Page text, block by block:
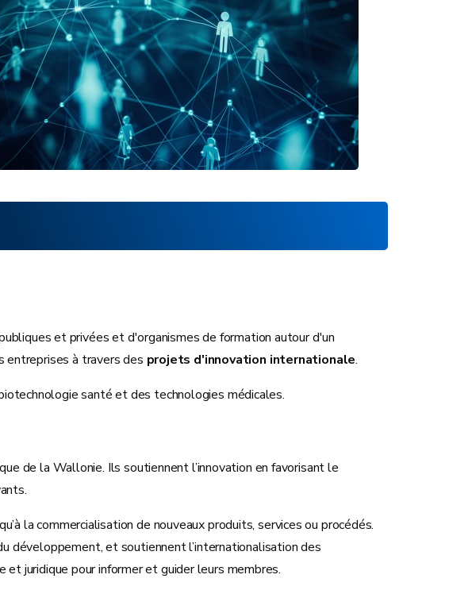
et privées et d'organismes de formation autour d'un
entreprises à travers des projets d'innovation internationale.
santé et des technologies médicales.
de la Wallonie. Ils soutiennent l’innovation en favorisant le
la commercialisation de nouveaux produits, services ou procédés.
développement, et soutiennent l’internationalisation des
et juridique pour informer et guider leurs membres.